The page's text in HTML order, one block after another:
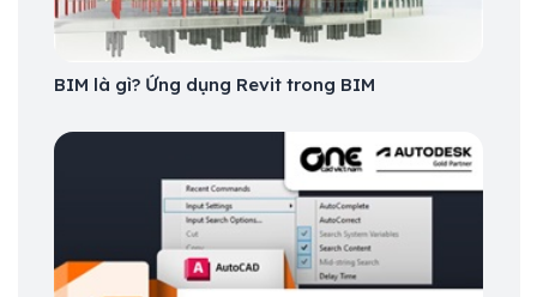
BIM là gì? Ứng dụng Revit trong BIM